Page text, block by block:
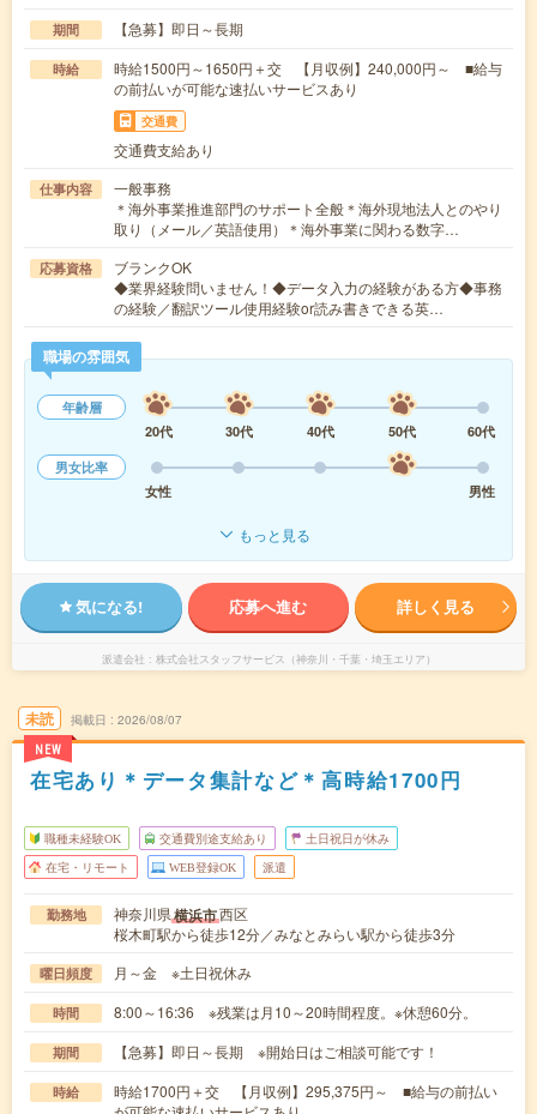
期間 【急募】即日～長期
時給
時給1500円～1650円＋交 【月収例】240,000円～ ■給与
の前払いが可能な速払いサービスあり
交通費
交通費支給あり
仕事内容
一般事務
＊海外事業推進部門のサポート全般＊海外現地法人とのやり
取り（メール／英語使用）＊海外事業に関わる数字…
応募資格
ブランクOK
◆業界経験問いません！◆データ入力の経験がある方◆事務
の経験／翻訳ツール使用経験or読み書きできる英…
職場の雰囲気
年齢層
20代
30代 40代 50代
60代
男女比率
女性
男性
もっと見る
気になる! 応募へ進む 詳しく見る
派遣会社 株式会社スタッフサービス（神奈川・千葉・埼玉エリア）
未読
NEW
掲載日 2026/08/07
在宅あり＊データ集計など＊高時給1700円
職種未経験OK 交通費別途支給あり 土日祝日が休み
在宅・リモート WEB登録OK 派遣
勤務地 神奈川県横浜市西区
桜木町駅から徒歩12分／みなとみらい駅から徒歩3分
曜日頻度 月～金 ※土日祝休み
時間 8:00～16:36 ※残業は月10～20時間程度。※休憩60分。
期間 【急募】即日～長期 ※開始日はご相談可能です！
時給
時給1700円＋交 【月収例】295,375円～ ■給与の前払い